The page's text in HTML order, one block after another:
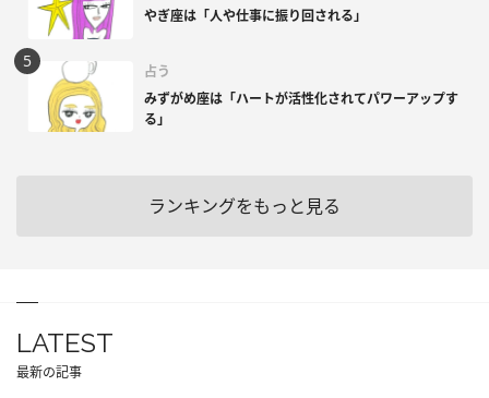
やぎ座は「人や仕事に振り回される」
占う
みずがめ座は「ハートが活性化されてパワーアップす
る」
ランキングをもっと見る
LATEST
最新の記事